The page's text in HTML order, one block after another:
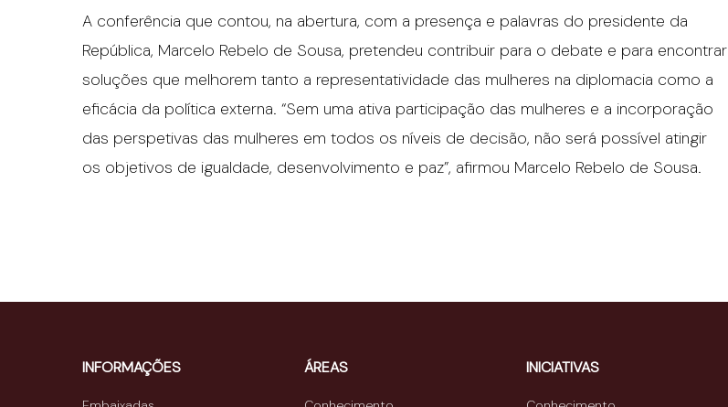
A conferência que contou, na abertura, com a presença e palavras do presidente da
República, Marcelo Rebelo de Sousa, pretendeu contribuir para o debate e para encontrar
soluções que melhorem tanto a representatividade das mulheres na diplomacia como a
eficácia da política externa. “Sem uma ativa participação das mulheres e a incorporação
das perspetivas das mulheres em todos os níveis de decisão, não será possível atingir
os objetivos de igualdade, desenvolvimento e paz”, afirmou Marcelo Rebelo de Sousa.
INFORMAÇÕES ÁREAS INICIATIVAS